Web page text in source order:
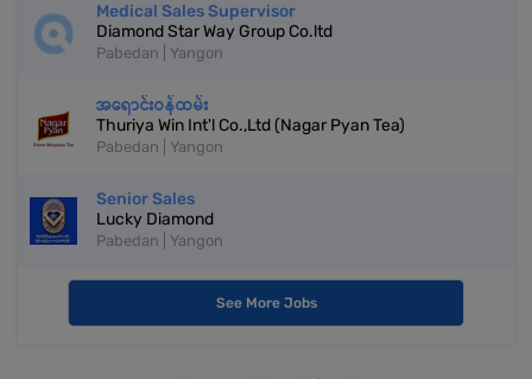
Medical Sales Supervisor
Diamond Star Way Group Co.ltd
Pabedan | Yangon
အရောင်းဝန်ထမ်း
Thuriya Win Int'l Co.,Ltd (Nagar Pyan Tea)
Pabedan | Yangon
Senior Sales
Lucky Diamond
Pabedan | Yangon
See More Jobs